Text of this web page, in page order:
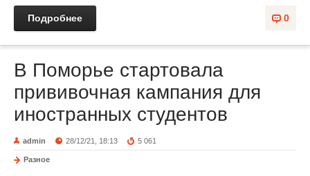
0
Подробнее
В Поморье стартовала
прививочная кампания для
иност­ра­нных студентов
admin 28/12/21, 18:13 5 061
Разное